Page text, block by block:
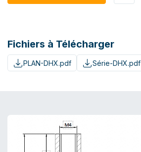
Fichiers à Télécharger
PLAN-DHX.pdf Série-DHX.pdf